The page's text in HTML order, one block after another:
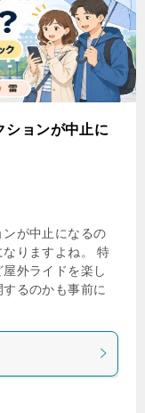
ションが中止に
が中止になるの
りますよね。 特
外ライドを楽し
るのかも事前に